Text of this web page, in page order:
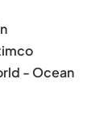
- Ocean